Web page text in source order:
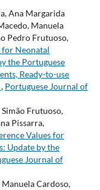
Ana Margarida
Manuela
Pedro Frutuoso,
for Neonatal
the Portuguese
Ready-to-use
, Portuguese Journal of
Frutuoso,
Pissarra,
Values for
Update by the
Journal of
Manuela Cardoso,